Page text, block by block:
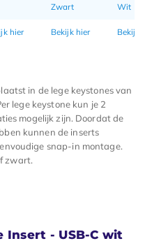
Zwart Wit
hier Bekijk hier Bekijk
in de lege keystones van
lege keystone kun je 2
mogelijk zijn. Doordat de
kunnen de inserts
snap-in montage.
zwart.
Insert - USB-C wit